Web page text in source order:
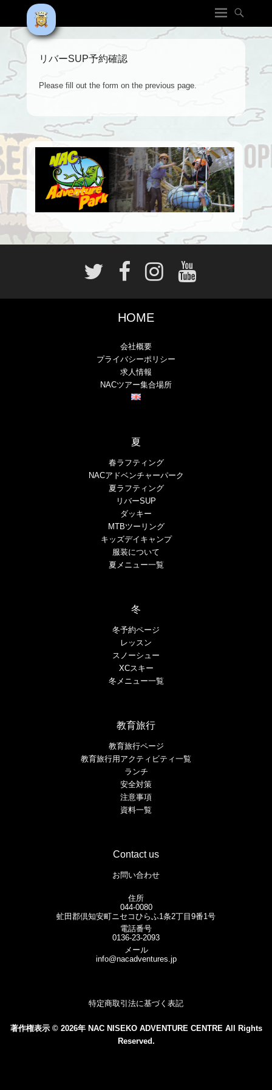
リバーSUP予約確認
Please fill out the form on the previous page.
HOME
会社概要
プライバシーポリシー
求人情報
NACツアー集合場所
夏
春ラフティング
NACアドベンチャーパーク
夏ラフティング
リバーSUP
ダッキー
MTBツーリング
キッズデイキャンプ
服装について
夏メニュー一覧
冬
冬予約ページ
レッスン
スノーシュー
XCスキー
冬メニュー一覧
教育旅行
教育旅行ページ
教育旅行用アクティビティ一覧
ランチ
安全対策
注意事項
資料一覧
Contact us
お問い合わせ
住所
044-0080
虻田郡倶知安町ニセコひらふ1条2丁目9番1号
電話番号
0136-23-2093
メール
info@nacadventures.jp
特定商取引法に基づく表記
著作権表示 © 2026年 NAC NISEKO ADVENTURE CENTRE All Rights
Reserved.